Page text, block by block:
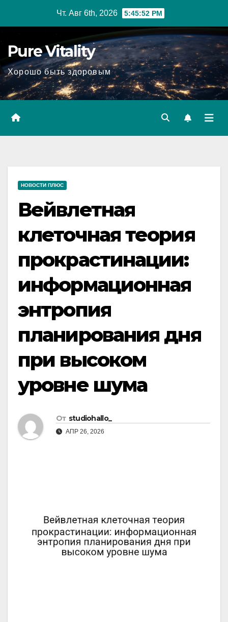
Чт. Авг 6th, 2026 5:45:53 PM
Pure Vitality
Хорошо быть здоровым
НОВОСТИ ПЛЮС
Вейвлетная
клеточная теория
прокрастинации:
информационная
энтропия
планирования дня
при высоком
уровне шума
От studiohallo_
АПР 26, 2026